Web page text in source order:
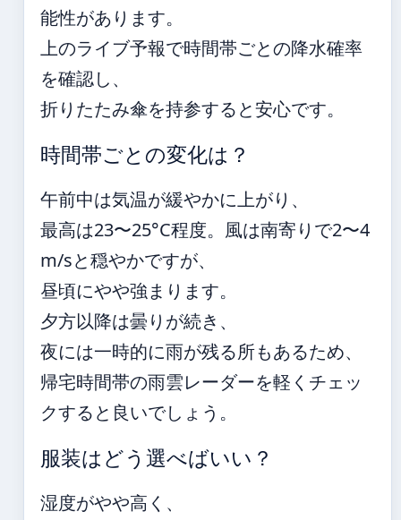
能性があります。
上のライブ予報で時間帯ごとの降水確率
を確認し、
折りたたみ傘を持参すると安心です。
時間帯ごとの変化は？
午前中は気温が緩やかに上がり、
最高は23〜25°C程度。風は南寄りで2〜4
m/sと穏やかですが、
昼頃にやや強まります。
夕方以降は曇りが続き、
夜には一時的に雨が残る所もあるため、
帰宅時間帯の雨雲レーダーを軽くチェッ
クすると良いでしょう。
服装はどう選べばいい？
湿度がやや高く、